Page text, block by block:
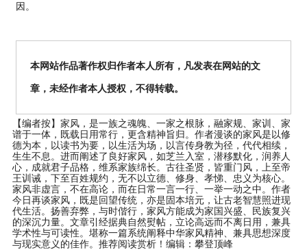
因。
本网站作品著作权归作者本人所有，凡发表在网站的文
章，未经作者本人授权，不得转载。
【编者按】 家风，是一族之魂魄、一家之根脉，融家规、家训、家
谱于一体，既载日用常行，更含精神旨归。作者漫谈的家风是以修
德为本，以读书为要，以生活为场，以言传身教为径，代代相续，
生生不息。进而阐述了良好家风，如芝兰入室，潜移默化，润养人
心，成就君子品格，维系家族绵长。古往圣贤，皆重门风，上至帝
王训诫，下至百姓规约，无不以立德、修身、孝悌、忠义为核心。
家风非虚言，不在高论，而在日常一言一行、一举一动之中。作者
今日再谈家风，既是回望传统，亦是固本培元，让古老智慧照进现
代生活。扬善弃弊，与时偕行，家风方能成为家国兴盛、民族复兴
的深沉力量。文章引经据典自然熨帖，立论高远而不离日用，兼具
学术性与可读性。堪称一篇系统阐释中华家风精神、兼具思想深度
与现实意义的佳作。推荐阅读赏析！编辑：攀登顶峰